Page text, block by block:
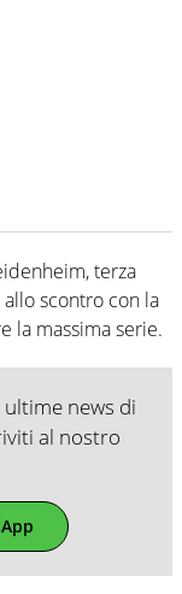
terza
scontro con la
la massima serie.
news di
al nostro